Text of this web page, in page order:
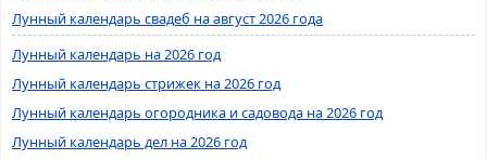
Лунный календарь свадеб на август 2026 года
Лунный календарь на 2026 год
Лунный календарь стрижек на 2026 год
Лунный календарь огородника и садовода на 2026 год
Лунный календарь дел на 2026 год